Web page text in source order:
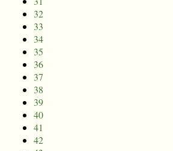
32
33
34
35
36
37
38
39
40
41
42